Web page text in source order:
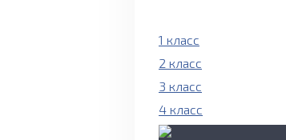
1 класс
2 класс
3 класс
4 класс